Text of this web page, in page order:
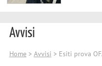
Avvisi
Home> Avvisi > Esiti prova